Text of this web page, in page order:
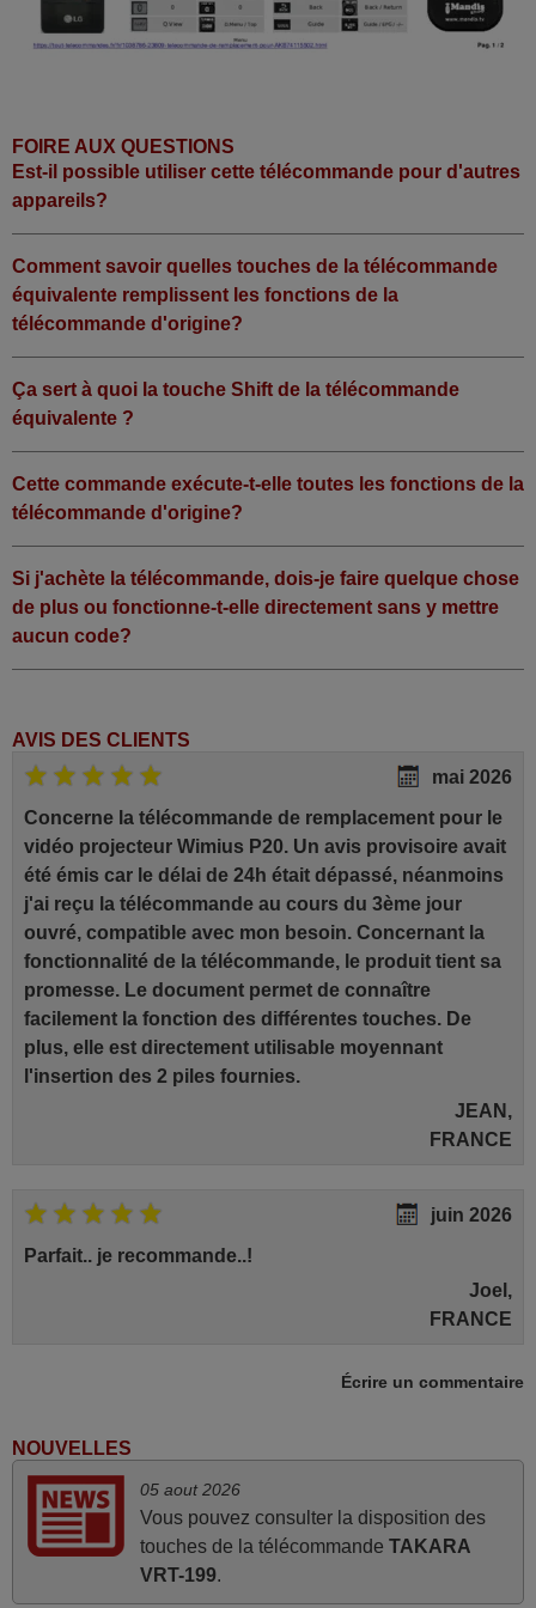
LG 47LV450U
LG 50PG60
LG 50PK760
LG 60 PA 6500
LG 60 PS 4000-ZA
LG M2450DPZMAEUWLUP
LG MKJ 61842701
LG MKJ42519618
FOIRE AUX QUESTIONS
Est-il possible utiliser cette télécommande pour d'autres
appareils?
Comment savoir quelles touches de la télécommande
équivalente remplissent les fonctions de la
télécommande d'origine?
Ça sert à quoi la touche Shift de la télécommande
équivalente ?
Cette commande exécute-t-elle toutes les fonctions de la
télécommande d'origine?
Si j'achète la télécommande, dois-je faire quelque chose
de plus ou fonctionne-t-elle directement sans y mettre
aucun code?
AVIS DES CLIENTS
mai 2026
Concerne la télécommande de remplacement pour le
vidéo projecteur Wimius P20. Un avis provisoire avait
été émis car le délai de 24h était dépassé, néanmoins
j'ai reçu la télécommande au cours du 3ème jour
ouvré, compatible avec mon besoin. Concernant la
fonctionnalité de la télécommande, le produit tient sa
promesse. Le document permet de connaître
facilement la fonction des différentes touches. De
plus, elle est directement utilisable moyennant
l'insertion des 2 piles fournies.
JEAN,
FRANCE
juin 2026
Parfait.. je recommande..!
Joel,
FRANCE
mars 2026
télécommande est d'une efficacité étonnante. Alors
que la télécommande d'origine ne fonctionnait plus
(probablement le LED à changer), et que certains
boutons sur le Combiné Radio-K7-DVD étaient
inopérants. Voilà de quoi donner une seconde vie à
Écrire un commentaire
NOUVELLES
05 aout 2026
Vous pouvez consulter la disposition des
touches de la télécommande TAKARA
VRT-199.